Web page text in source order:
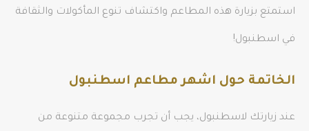
استمتع بزيارة هذه المطاعم واكتشاف تنوع المأكولات والثقافة
في اسطنبول!
الخاتمة حول اشهر مطاعم اسطنبول
عند زيارتك لاسطنبول، يجب أن تجرب مجموعة متنوعة من